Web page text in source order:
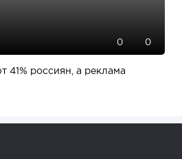
0 0
41% россиян, а реклама